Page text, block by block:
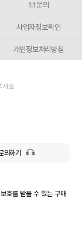
1:1문의
사업자정보확인
개인정보처리방침
세요
의하기
호를 받을 수 있는 구매